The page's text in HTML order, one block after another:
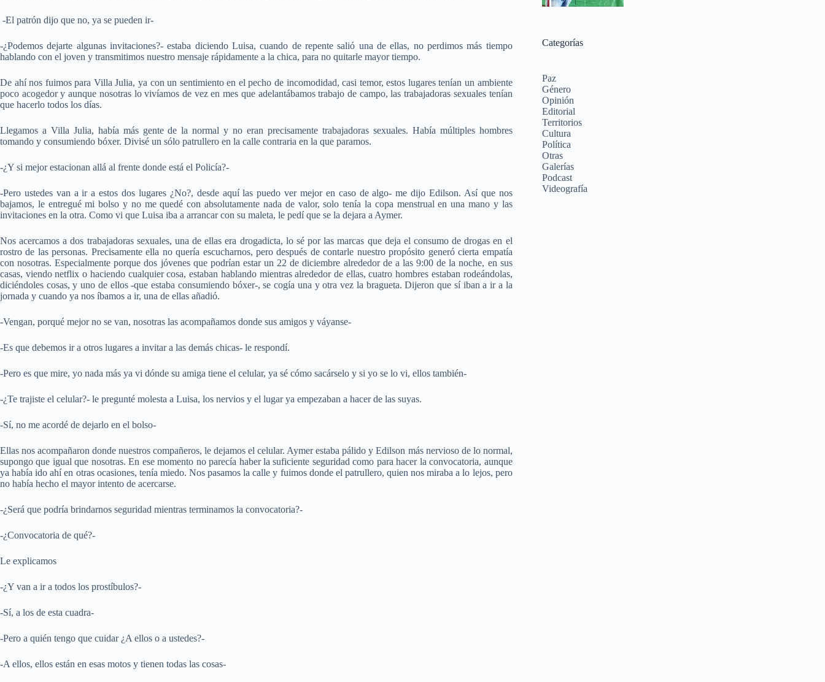
-El patrón dijo que no, ya se pueden ir-
-¿Podemos dejarte algunas invitaciones?- estaba diciendo Luisa, cuando de repente salió una de ellas, no perdimos más tiempo
hablando con el joven y transmitimos nuestro mensaje rápidamente a la chica, para no quitarle mayor tiempo.
De ahí nos fuimos para Villa Julia, ya con un sentimiento en el pecho de incomodidad, casi temor, estos lugares tenían un ambiente
poco acogedor y aunque nosotras lo vivíamos de vez en mes que adelantábamos trabajo de campo, las trabajadoras sexuales tenían
que hacerlo todos los días.
Llegamos a Villa Julia, había más gente de la normal y no eran precisamente trabajadoras sexuales. Había múltiples hombres
tomando y consumiendo bóxer. Divisé un sólo patrullero en la calle contraria en la que paramos.
-¿Y si mejor estacionan allá al frente donde está el Policía?-
-Pero ustedes van a ir a estos dos lugares ¿No?, desde aquí las puedo ver mejor en caso de algo- me dijo Edilson. Así que nos
bajamos, le entregué mi bolso y no me quedé con absolutamente nada de valor, solo tenía la copa menstrual en una mano y las
invitaciones en la otra. Como vi que Luisa iba a arrancar con su maleta, le pedí que se la dejara a Aymer.
Nos acercamos a dos trabajadoras sexuales, una de ellas era drogadicta, lo sé por las marcas que deja el consumo de drogas en el
rostro de las personas. Precisamente ella no quería escucharnos, pero después de contarle nuestro propósito generó cierta empatía
con nosotras. Especialmente porque dos jóvenes que podrían estar un 22 de diciembre alrededor de a las 9:00 de la noche, en sus
casas, viendo netflix o haciendo cualquier cosa, estaban hablando mientras alrededor de ellas, cuatro hombres estaban rodeándolas,
diciéndoles cosas, y uno de ellos -que estaba consumiendo bóxer-, se cogía una y otra vez la bragueta. Dijeron que sí iban a ir a la
jornada y cuando ya nos íbamos a ir, una de ellas añadió.
-Vengan, porqué mejor no se van, nosotras las acompañamos donde sus amigos y váyanse-
-Es que debemos ir a otros lugares a invitar a las demás chicas- le respondí.
-Pero es que mire, yo nada más ya vi dónde su amiga tiene el celular, ya sé cómo sacárselo y si yo se lo vi, ellos también-
-¿Te trajiste el celular?- le pregunté molesta a Luisa, los nervios y el lugar ya empezaban a hacer de las suyas.
-Sí, no me acordé de dejarlo en el bolso-
Ellas nos acompañaron donde nuestros compañeros, le dejamos el celular. Aymer estaba pálido y Edilson más nervioso de lo normal,
supongo que igual que nosotras. En ese momento no parecía haber la suficiente seguridad como para hacer la convocatoria, aunque
ya había ido ahí en otras ocasiones, tenía miedo. Nos pasamos la calle y fuimos donde el patrullero, quien nos miraba a lo lejos, pero
no había hecho el mayor intento de acercarse.
-¿Será que podría brindarnos seguridad mientras terminamos la convocatoria?-
-¿Convocatoria de qué?-
Le explicamos
-¿Y van a ir a todos los prostíbulos?-
-Sí, a los de esta cuadra-
-Pero a quién tengo que cuidar ¿A ellos o a ustedes?-
-A ellos, ellos están en esas motos y tienen todas las cosas-
Categorías
Paz
Género
Opinión
Editorial
Territorios
Cultura
Política
Otras
Galerías
Podcast
Videografía